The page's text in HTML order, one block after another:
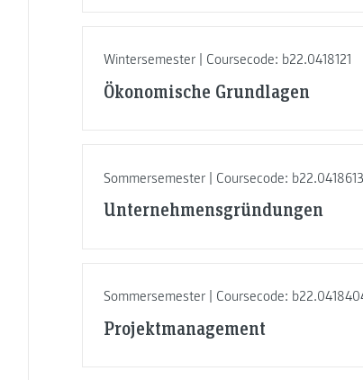
Wintersemester | Coursecode: b22.0418121
Ökonomische Grundlagen
Sommersemester | Coursecode: b22.0418613
Unternehmensgründungen
Sommersemester | Coursecode:
Projektmanagement